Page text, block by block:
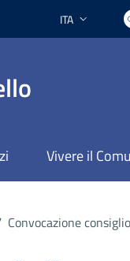
Lingua attiva:
ITA
Vivere il
Convocazione